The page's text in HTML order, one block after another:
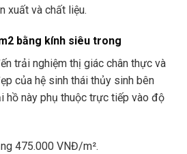
xuất và chất liệu.
bằng kính siêu trong
trải nghiệm thị giác chân thực và
của hệ sinh thái thủy sinh bên
hồ này phụ thuộc trực tiếp vào độ
475.000 VNĐ/m².